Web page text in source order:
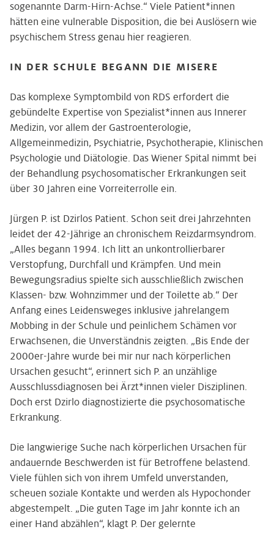
sogenannte Darm-Hirn-Achse.“ Viele Patient*innen
hätten eine vulnerable Disposition, die bei Auslösern wie
psychischem Stress genau hier reagieren.
IN DER SCHULE BEGANN DIE MISERE
Das komplexe Symptombild von RDS erfordert die
gebündelte Expertise von Spezialist*innen aus Innerer
Medizin, vor allem der Gastroenterologie,
Allgemeinmedizin, Psychiatrie, Psychotherapie, Klinischen
Psychologie und Diätologie. Das Wiener Spital nimmt bei
der Behandlung psychosomatischer Erkrankungen seit
über 30 Jahren eine Vorreiterrolle ein.
Jürgen P. ist Dzirlos Patient. Schon seit drei Jahrzehnten
leidet der 42-Jährige an chronischem Reizdarmsyndrom.
„Alles begann 1994. Ich litt an unkontrollierbarer
Verstopfung, Durchfall und Krämpfen. Und mein
Bewegungsradius spielte sich ausschließlich zwischen
Klassen- bzw. Wohnzimmer und der Toilette ab.“ Der
Anfang eines Leidensweges inklusive jahrelangem
Mobbing in der Schule und peinlichem Schämen vor
Erwachsenen, die Unverständnis zeigten. „Bis Ende der
2000er-Jahre wurde bei mir nur nach körperlichen
Ursachen gesucht“, erinnert sich P. an unzählige
Ausschlussdiagnosen bei Ärzt*innen vieler Disziplinen.
Doch erst Dzirlo diagnostizierte die psychosomatische
Erkrankung.
Die langwierige Suche nach körperlichen Ursachen für
andauernde Beschwerden ist für Betroffene belastend.
Viele fühlen sich von ihrem Umfeld unverstanden,
scheuen soziale Kontakte und werden als Hypochonder
abgestempelt. „Die guten Tage im Jahr konnte ich an
einer Hand abzählen“, klagt P. Der gelernte